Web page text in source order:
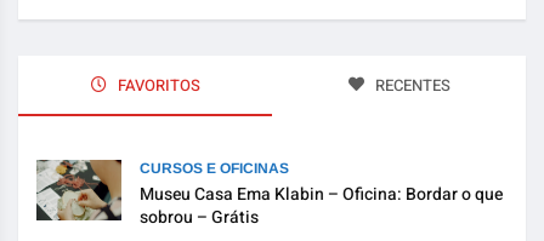
FAVORITOS RECENTES
CURSOS E OFICINAS
Museu Casa Ema Klabin – Oficina: Bordar o que
sobrou – Grátis